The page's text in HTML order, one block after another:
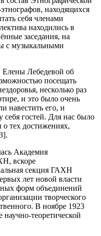
находящихся
себя членами
находились в
заседания, на
с музыкальными
Лебедевой об
посещать
несколько раз
и это было очень
навестить его, и
гостей. Для нас было
тех достижениях,
Академия
вскоре
секция ГАХН
лет новой власти
форм объединений
творческого
В ноябре 1923
теоретической